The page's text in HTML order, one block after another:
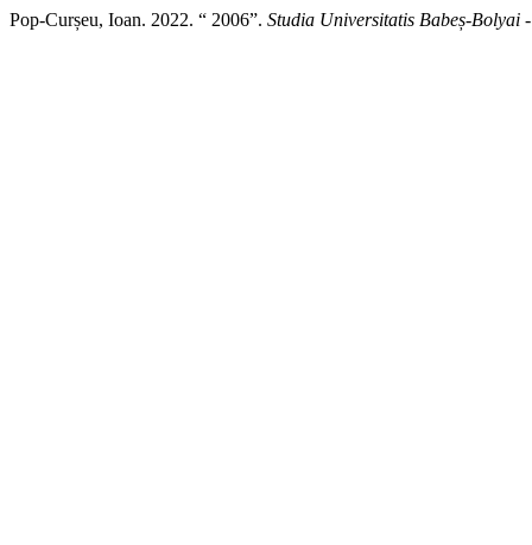
Pop-Curșeu, Ioan. 2022. “ 2006”. Studia Universitatis Babeș-Bolyai